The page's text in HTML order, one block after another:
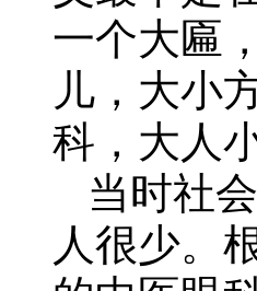
一个大匾
儿，大小
科，大人
当时社
人很少。